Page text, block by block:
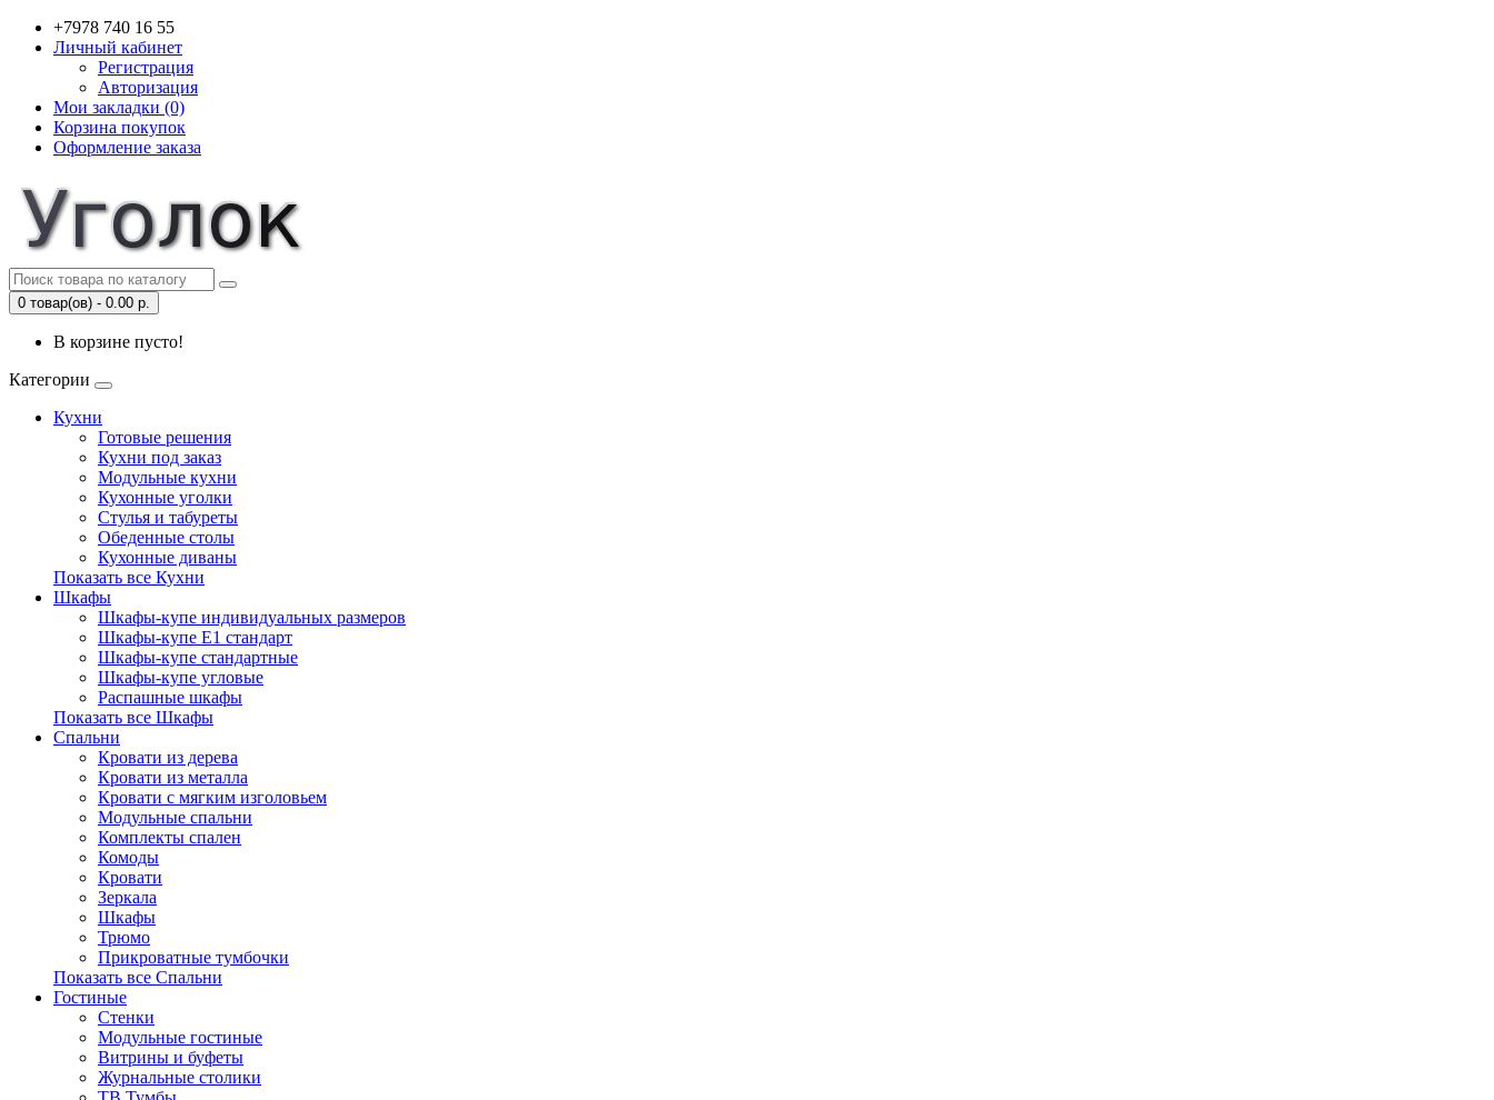
+7978 740 16 55
Личный кабинет
Регистрация
Авторизация
Мои закладки (0)
Корзина покупок
Оформление заказа
0 товар(ов) - 0.00 р.
В корзине пусто!
Категории
Кухни
Готовые решения
Кухни под заказ
Модульные кухни
Кухонные уголки
Стулья и табуреты
Обеденные столы
Кухонные диваны
Показать все Кухни
Шкафы
Шкафы-купе индивидуальных размеров
Шкафы-купе Е1 стандарт
Шкафы-купе стандартные
Шкафы-купе угловые
Распашные шкафы
Показать все Шкафы
Спальни
Кровати из дерева
Кровати из металла
Кровати с мягким изголовьем
Модульные спальни
Комплекты спален
Комоды
Кровати
Зеркала
Шкафы
Трюмо
Прикроватные тумбочки
Показать все Спальни
Гостиные
Стенки
Модульные гостиные
Витрины и буфеты
Журнальные столики